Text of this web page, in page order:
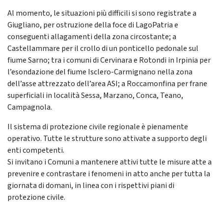
Al momento, le situazioni più difficili si sono registrate a
Giugliano, per ostruzione della foce di LagoPatria e
conseguenti allagamenti della zona circostante; a
Castellammare per il crollo di un ponticello pedonale sul
fiume Sarno; tra i comuni di Cervinara e Rotondi in Irpinia per
l’esondazione del fiume Isclero-Carmignano nella zona
dell’asse attrezzato dell’area ASI; a Roccamonfina per frane
superficiali in località Sessa, Marzano, Conca, Teano,
Campagnola.
Il sistema di protezione civile regionale è pienamente
operativo. Tutte le strutture sono attivate a supporto degli
enti competenti.
Si invitano i Comuni a mantenere attivi tutte le misure atte a
prevenire e contrastare i fenomeni in atto anche per tutta la
giornata di domani, in linea con i rispettivi piani di
protezione civile.